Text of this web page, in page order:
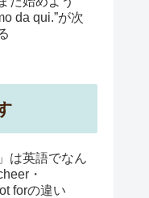
da qui.”が次
は英語でなん
・
forの違い